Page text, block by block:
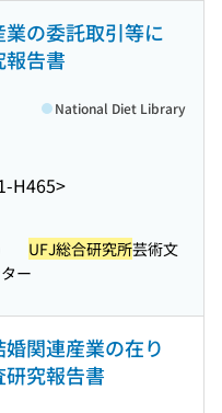
の委託取引等に
報告書
H465>
National Diet Library
UFJ総合研究所芸術文
ー
関連産業の在り
究報告書